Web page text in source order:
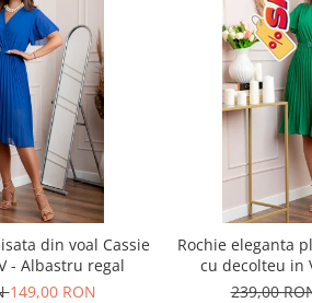
din voal Cassie
- Albastru regal
149,00 RON
Rochie eleganta
cu decolteu in
239,00